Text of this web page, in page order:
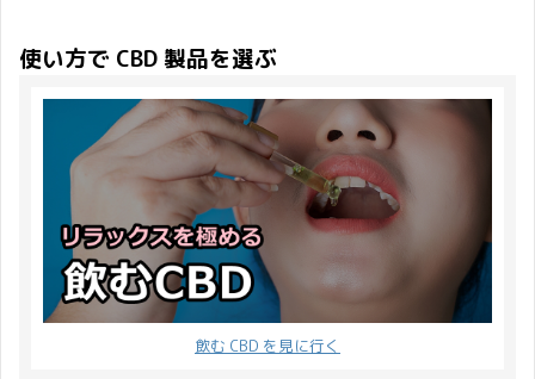
か2月14日だけは学校で
お菓子OKでした（笑）
愛の告白は勿論、お世話
になっている方や友人
に、感謝の気持ちを込め
てプレゼントをするイベ
ントは素敵です♪
CBDMANi ...
について これまでは14
時までのご決済で当日発
送をしていましたが、13
時までのご決済で当日発
送とさせて ...
う言葉。 テルペンはCBD
割を担う成分でもありま
す。それではテルペンと
いうのは一体どういった
ものなのでしょうか？ テ
ルペンとは？ 植物などに
よって作り出される生体
物質 テルペン
（terpene）はイソプレ
ン※1を構成単位とする
に待っていたので僕はま
とめて8袋ほど購入する
予定です。 なぜなら半額
で買えるから ↯ 2,480円
→ 1,240円！！ CBD プ
ロテインが半額で購入で
きる衝撃のクーポンコー
ドは最下部に記載してい
ます。 ではまず予約注文
使い方で CBD 製品を選ぶ
飲む CBD を見に行く